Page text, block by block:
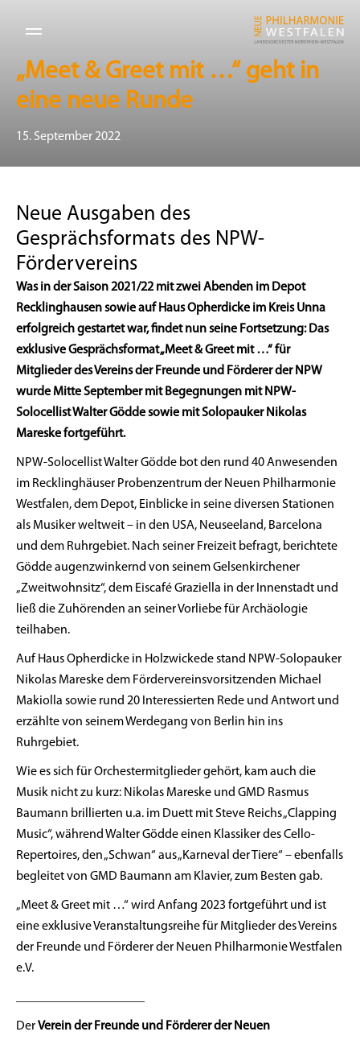
„Meet & Greet mit …“ geht in
eine neue Runde
15. September 2022
Neue Ausgaben des
Gesprächsformats des NPW-
Fördervereins
Was in der Saison 2021/22 mit zwei Abenden im Depot
Recklinghausen sowie auf Haus Opherdicke im Kreis Unna
erfolgreich gestartet war, findet nun seine Fortsetzung: Das
exklusive Gesprächsformat „Meet & Greet mit …“ für
Mitglieder des Vereins der Freunde und Förderer der NPW
wurde Mitte September mit Begegnungen mit NPW-
Solocellist Walter Gödde sowie mit Solopauker Nikolas
Mareske fortgeführt.
NPW-Solocellist Walter Gödde bot den rund 40 Anwesenden
im Recklinghäuser Probenzentrum der Neuen Philharmonie
Westfalen, dem Depot, Einblicke in seine diversen Stationen
als Musiker weltweit – in den USA, Neuseeland, Barcelona
und dem Ruhrgebiet. Nach seiner Freizeit befragt, berichtete
Gödde augenzwinkernd von seinem Gelsenkirchener
„Zweitwohnsitz“, dem Eiscafé Graziella in der Innenstadt und
ließ die Zuhörenden an seiner Vorliebe für Archäologie
teilhaben.
Auf Haus Opherdicke in Holzwickede stand NPW-Solopauker
Nikolas Mareske dem Fördervereinsvorsitzenden Michael
Makiolla sowie rund 20 Interessierten Rede und Antwort und
erzählte von seinem Werdegang von Berlin hin ins
Ruhrgebiet.
Wie es sich für Orchestermitglieder gehört, kam auch die
Musik nicht zu kurz: Nikolas Mareske und GMD Rasmus
Baumann brillierten u.a. im Duett mit Steve Reichs „Clapping
Music“, während Walter Gödde einen Klassiker des Cello-
Repertoires, den „Schwan“ aus „Karneval der Tiere“ – ebenfalls
begleitet von GMD Baumann am Klavier, zum Besten gab.
„Meet & Greet mit …“ wird Anfang 2023 fortgeführt und ist
eine exklusive Veranstaltungsreihe für Mitglieder des Vereins
der Freunde und Förderer der Neuen Philharmonie Westfalen
e.V.
DerVerein der Freunde und Förderer der Neuen